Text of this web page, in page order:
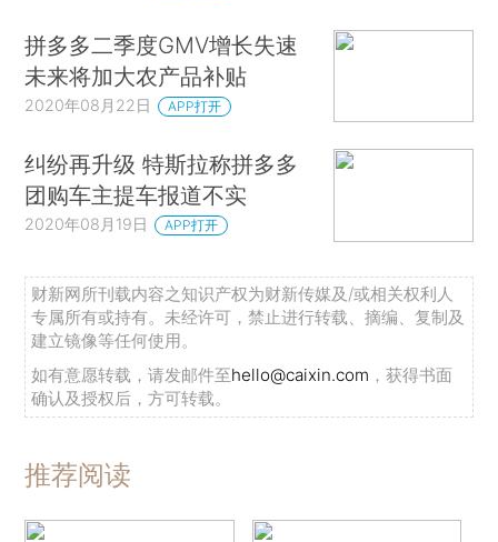
拼多多二季度GMV增长失速
未来将加大农产品补贴
2020年08月22日 APP打开
纠纷再升级 特斯拉称拼多多
团购车主提车报道不实
2020年08月19日 APP打开
财新网所刊载内容之知识产权为财新传媒及/或相关权利人
专属所有或持有。未经许可，禁止进行转载、摘编、复制及
建立镜像等任何使用。
如有意愿转载，请发邮件至hello@caixin.com ，获得书面
确认及授权后，方可转载。
推荐阅读